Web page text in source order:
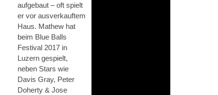
aufgebaut – oft spielt
er vor ausverkauftem
Haus. Mathew hat
beim Blue Balls
Festival 2017 in
Luzern gespielt,
neben Stars wie
Davis Gray, Peter
Doherty & Jose